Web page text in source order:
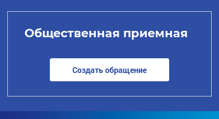
Общественная приемная
Создать обращение